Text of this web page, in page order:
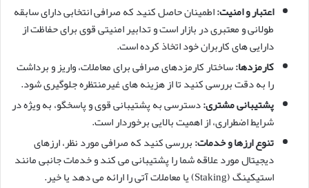
اعتبار و امنیت:اطمینان حاصل کنید که صرافی انتخابی دارای سابقه
طولانی و معتبری در بازار است و تدابیر امنیتی قوی برای حفاظت از
دارایی های کاربران خود اتخاذ کرده است.
کارمزدها:ساختار کارمزدهای صرافی برای معاملات، واریز و برداشت
را به دقت بررسی کنید تا از هزینه های غیرمنتظره جلوگیری شود.
پشتیبانی مشتری:دسترسی به پشتیبانی قوی و پاسخگو، به ویژه در
شرایط اضطراری، از اهمیت بالایی برخوردار است.
تنوع ارزها و خدمات:بررسی کنید که صرافی مورد نظر، ارزهای
دیجیتال مورد علاقه شما را پشتیبانی می کند و خدمات جانبی مانند
استیکینگ (Staking) یا معاملات آتی را ارائه می دهد یا خیر.